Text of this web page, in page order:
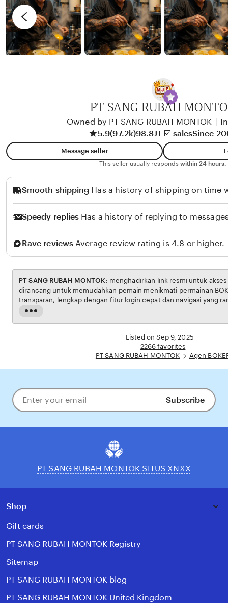
n
y
i
w
b
l
o
PT SANG RUBAH
Owned by PT SANG RUBAH MONTOK
5.9(97.2k)98.8JT ☑️ salesSince
Message seller
This seller usually responds within 24 hours.
Smooth shipping Has a history of shipping on time
Speedy replies Has a history of replying to
Rave reviews Average review rating is 4.8 or higher.
Read
the
PT SANG RUBAH MONTOK:
dirancang untuk memudahkan pemain menikmati permainan BOKEP dengan aman dan
transparan, lengkap dengan fitur login cepat dan navigasi yang ramah pengguna. Setiap
transaksi dijamin aman, sementara update hasil dan informasi permainan selalu tersedia
utama bagi pecinta BOKEP online di Indonesia.
Listed on Sep 9, 2025
2266 favorites
PT SANG RUBAH MONTOK
Agen
Enter
your
Subscribe
PT SANG RUBAH MONTOK SITUS XNXX
Shop
Gift cards
PT SANG RUBAH MONTOK Registry
Sitemap
PT SANG RUBAH MONTOK blog
PT SANG RUBAH MONTOK United Kingdom